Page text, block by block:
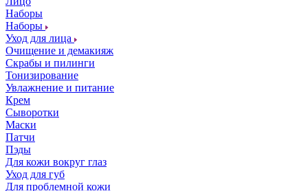
Наборы
Наборы
Уход для лица
Очищение и демакияж
Скрабы и пилинги
Тонизирование
Увлажнение и питание
Крем
Сыворотки
Маски
Патчи
Пэды
Для кожи вокруг глаз
Уход для губ
Для проблемной кожи